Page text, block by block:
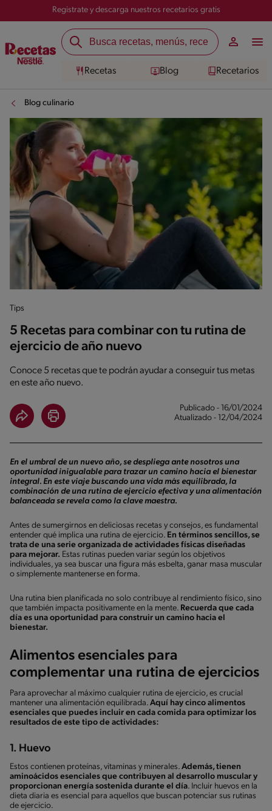
Registrate y descarga nuestros recetarios gratis
Recetas Blog Recetarios
Blog culinario
Tips
5 Recetas para combinar con tu rutina de
ejercicio de año nuevo
Conoce 5 recetas que te podrán ayudar a conseguir tus metas
en este año nuevo.
Publicado - 16/01/2024
Atualizado - 12/04/2024
En el umbral de un nuevo año, se despliega ante nosotros una
oportunidad inigualable para trazar un camino hacia el bienestar
integral. En este viaje buscando una vida más equilibrada, la
combinación de una rutina de ejercicio efectiva y una alimentación
balanceada se revela como la clave maestra.
Antes de sumergirnos en deliciosas recetas y consejos, es fundamental
entender qué implica una rutina de ejercicio. En términos sencillos, se
trata de una serie organizada de actividades físicas diseñadas
para mejorar. Estas rutinas pueden variar según los objetivos
individuales, ya sea buscar una figura más esbelta, ganar masa muscular
o simplemente mantenerse en forma.
Una rutina bien planificada no solo contribuye al rendimiento físico, sino
que también impacta positivamente en la mente. Recuerda que cada
día es una oportunidad para construir un camino hacia el
bienestar.
Alimentos esenciales para
complementar una rutina de ejercicios
Para aprovechar al máximo cualquier rutina de ejercicio, es crucial
mantener una alimentación equilibrada. Aquí hay cinco alimentos
esenciales que puedes incluir en cada comida para optimizar los
resultados de este tipo de actividades:
1. Huevo
Estos contienen proteínas, vitaminas y minerales. Además, tienen
aminoácidos esenciales que contribuyen al desarrollo muscular y
proporcionan energía sostenida durante el día. Incluir huevos en la
dieta diaria es esencial para aquellos que buscan potenciar sus rutinas
de ejercicio.